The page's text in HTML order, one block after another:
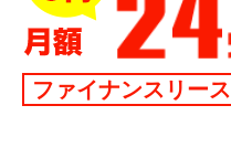
ファイナンスリース